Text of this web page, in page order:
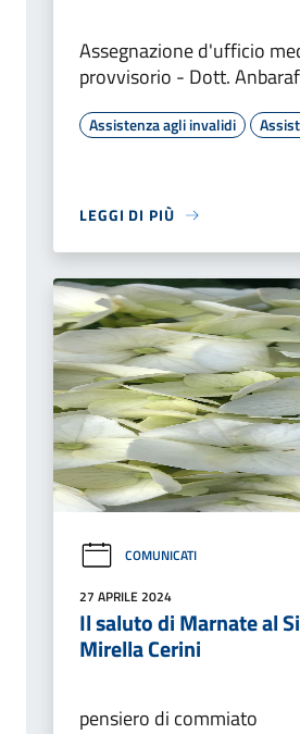
Assegnazione d'ufficio
provvisorio - Dott.
Assistenza agli invalidi
LEGGI DI PIÙ
COMUNICATI
27 APRILE 2024
Il saluto di Marnate al
Mirella Cerini
pensiero di commiato